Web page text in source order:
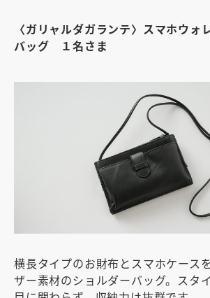
〈ガリャルダガランテ〉スマホウォ
バッグ １名さま
横長タイプのお財布とスマホケース
ザー素材のショルダーバッグ。スタ